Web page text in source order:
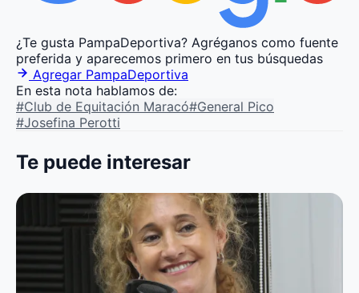
¿Te gusta PampaDeportiva? Agréganos como fuente
preferida y aparecemos primero en tus búsquedas
Agregar PampaDeportiva
En esta nota hablamos de:
#Club de Equitación Maracó#General Pico
#Josefina Perotti
Te puede interesar